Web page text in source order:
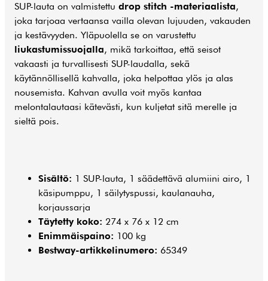
SUP-lauta on valmistettu drop stitch -materiaalista,
joka tarjoaa vertaansa vailla olevan lujuuden, vakauden
ja kestävyyden. Yläpuolella se on varustettu
liukastumissuojalla, mikä tarkoittaa, että seisot
vakaasti ja turvallisesti SUP-laudalla, sekä
käytännöllisellä kahvalla, joka helpottaa ylös ja alas
nousemista. Kahvan avulla voit myös kantaa
melontalautaasi kätevästi, kun kuljetat sitä merelle ja
sieltä pois.
Sisältö: 1 SUP-lauta, 1 säädettävä alumiini airo, 1
käsipumppu, 1 säilytyspussi, kaulanauha,
korjaussarja
Täytetty koko: 274 x 76 x 12 cm
Enimmäispaino: 100 kg
Bestway-artikkelinumero: 65349